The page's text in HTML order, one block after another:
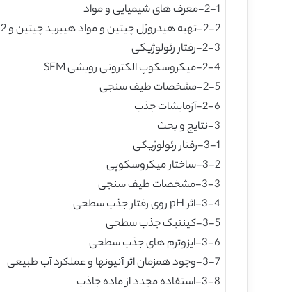
2-1-معرف های شیمیایی و مواد
2-2-تهیه هیدروژل چیتین و مواد هیبرید چیتین و TiO2
2-3-رفتار رئولوژیکی
2-4-میکروسکوپ الکترونی روبشی SEM
2-5-مشخصات طیف سنجی
2-6-آزمایشات جذب
3-نتایج و بحث
3-1-رفتار رئولوژیکی
3-2-ساختار میکروسکوپی
3-3-مشخصات طیف سنجی
3-4-اثر pH روی رفتار جذب سطحی
3-5-کینتیک جذب سطحی
3-6-ایزوترم های جذب سطحی
3-7-وجود همزمان اثر آنیونها و عملکرد آب طبیعی
3-8-استفاده مجدد از ماده جاذب